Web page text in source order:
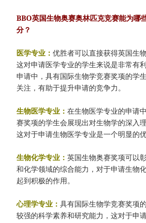
BBO英国生物奥赛奥林匹克竞赛能为哪
分？
医学专业：优胜者可以直接获得英国生
这对申请医学专业的学生来说是非常有
申请中，具有国际生物学竞赛奖项的学
关注，有助于提升申请的竞争力。
生物医学专业：在生物医学专业的申请
赛奖项的学生会展现出对生物学的深入
这对于申请生物医学专业是一个明显的优
生物化学专业：英国生物奥赛奖项可以
和化学领域的综合能力，对于申请生物
起到积极的作用。
心理学专业：具有国际生物学竞赛奖项
较强的科学素养和研究能力，这对于申